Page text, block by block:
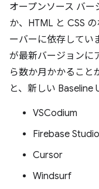
オープンソース バ
か、HTML と CSS
ーバーに依存してい
が最新バージョンに
ら数か月かかること
と、新しい Baseline
VSCodium
Firebase Studio
Cursor
Windsurf